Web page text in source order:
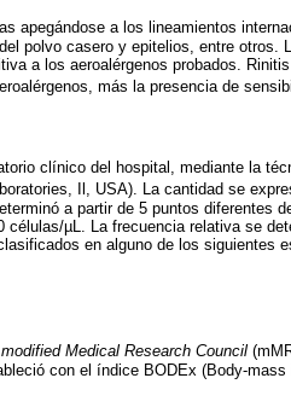
apegándose a los lineamientos
polvo casero y epitelios, entre otros.
a los aeroalérgenos probados.
más la presencia de
clínico del hospital, mediante la
Il, USA). La cantidad se
a partir de 5 puntos diferentes
µL. La frecuencia relativa se
en alguno de los siguientes
modified Medical Research Council
con el índice BODEx (Body-